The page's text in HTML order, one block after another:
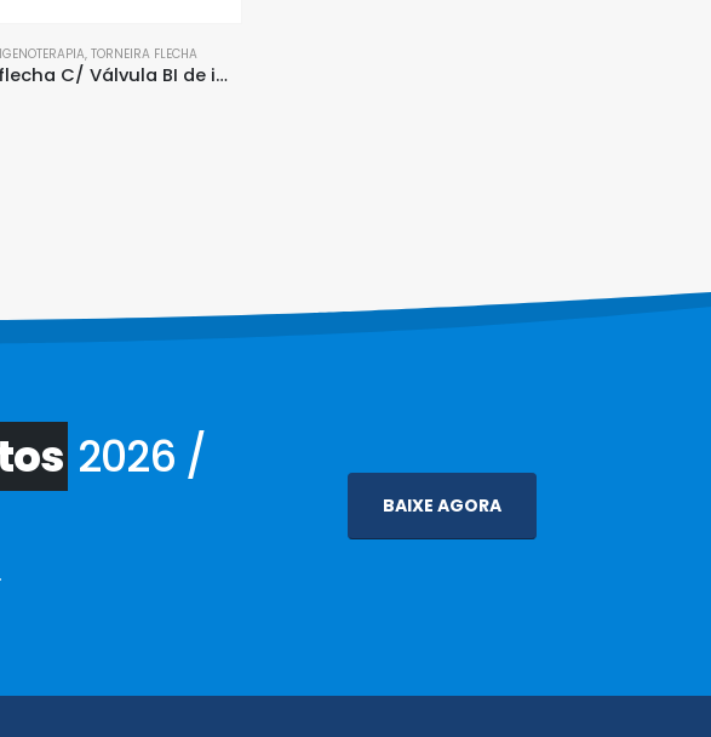
, TORNEIRA FLECHA
Torneira flecha C/ Válvula BI de impacto
2026 /
BAIXE AGORA